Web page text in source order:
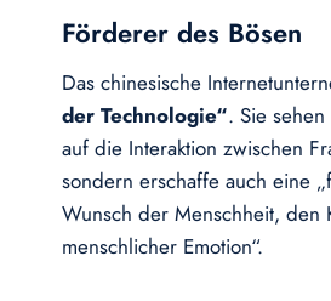
Förderer des Bösen
Das chinesische
der Technologie“. Sie
auf die Interaktion zwischen
sondern erschaffe auch eine
Wunsch der Menschheit, den
menschlicher Emotion“.